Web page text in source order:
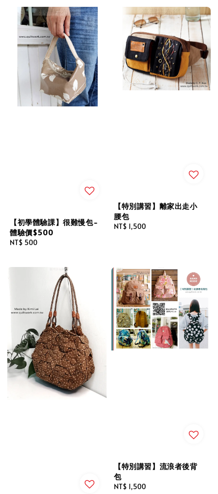
【初學體驗課】很難慢包-
體驗價$500
Regular
NT$ 500
【特別講習】離家出走小
腰包
Regular
NT$ 1,500
【特別講習】流浪者後背
包
Regular
NT$ 1,500